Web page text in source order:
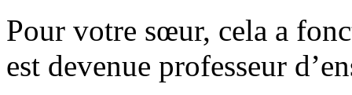
Pour votre sœur, cela a
est devenue professeur